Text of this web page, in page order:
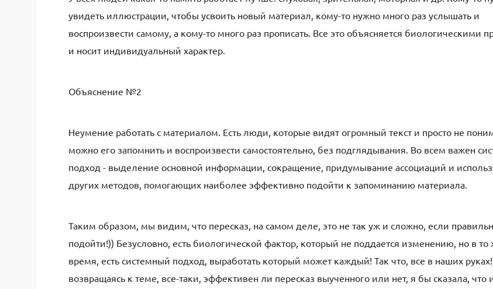
увидеть иллюстрации, чтобы усвоить новый материал, кому-то нужно много раз услышать и
воспроизвести самому, а кому-то много раз прописать. Все это объясняется биологическими
и носит индивидуальный характер.
Объяснение №2
Неумение работать с материалом. Есть люди, которые видят огромный текст и просто не
можно его запомнить и воспроизвести самостоятельно, без подглядывания. Во всем важен
подход - выделение основной информации, сокращение, придумывание ассоциаций и
других методов, помогающих наиболее эффективно подойти к запоминанию материала.
Таким образом, мы видим, что пересказ, на самом деле, это не так уж и сложно, если
подойти!)) Безусловно, есть биологической фактор, который не поддается изменению, но в то
время, есть системный подход, выработать который может каждый! Так что, все в наших
возвращаясь к теме, все-таки, эффективен ли пересказ выученного или нет, я бы сказала, что